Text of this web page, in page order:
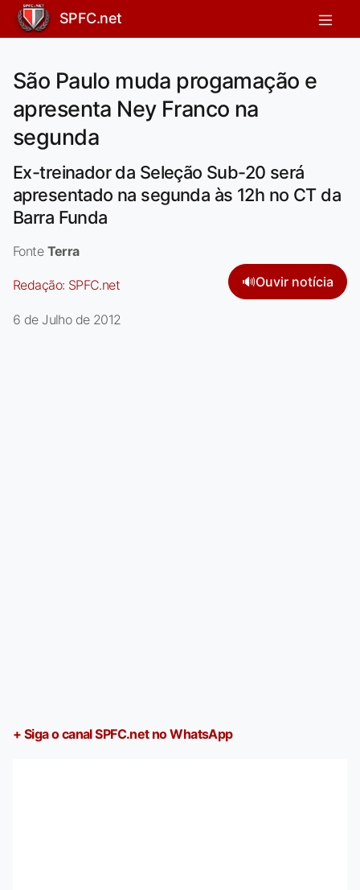
SPFC.net
São Paulo muda progamação e
apresenta Ney Franco na
segunda
Ex-treinador da Seleção Sub-20 será
apresentado na segunda às 12h no CT da
Barra Funda
Fonte Terra
Redação: SPFC.net 🔊Ouvir notícia
6 de Julho de 2012
+ Siga o canal SPFC.net no WhatsApp